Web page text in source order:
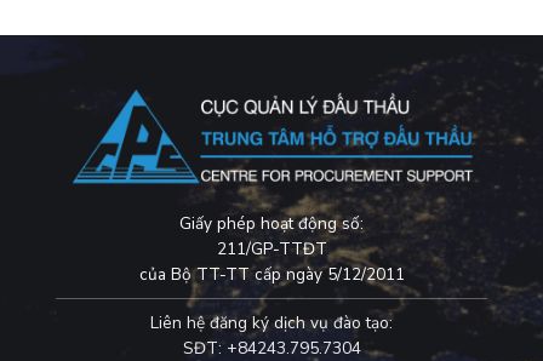
Giấy phép hoạt động số:
211/GP-TTĐT
của Bộ TT-TT cấp ngày 5/12/2011
Liên hệ đăng ký dịch vụ đào tạo:
SĐT: +84243.795.7304